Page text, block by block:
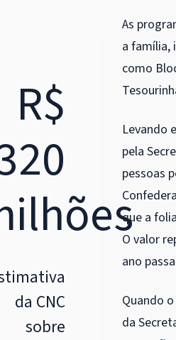
R$
da CNC
sobre
As
a família,
como
Levando
pela
pessoas
que a
O valor
ano
Quando
da